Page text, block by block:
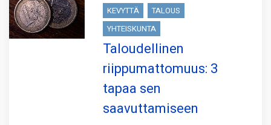
KEVYTTÄ
TALOUS
YHTEISKUNTA
Taloudellinen
riippumattomuus: 3
tapaa sen
saavuttamiseen